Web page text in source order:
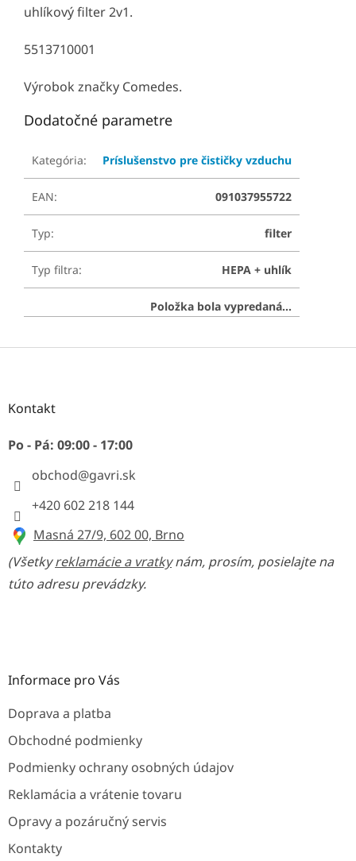
uhlíkový filter 2v1.
5513710001
Výrobok značky Comedes.
Dodatočné parametre
Kategória: Príslušenstvo pre čističky vzduchu
EAN: 091037955722
Typ: filter
Typ filtra: HEPA + uhlík
Položka bola vypredaná…
Z
Kontakt
Po - Pá: 09:00 - 17:00
obchod@gavri.sk
+420 602 218 144
Masná 27/9, 602 00, Brno
(Všetkyreklamácie a vratkynám, prosím, posielajte na
túto adresu prevádzky.
Informace pro Vás
Doprava a platba
Obchodné podmienky
Podmienky ochrany osobných údajov
Reklamácia a vrátenie tovaru
Opravy a pozáručný servis
Kontakty